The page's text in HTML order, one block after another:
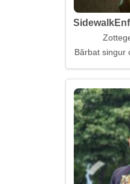
Bărbat singur